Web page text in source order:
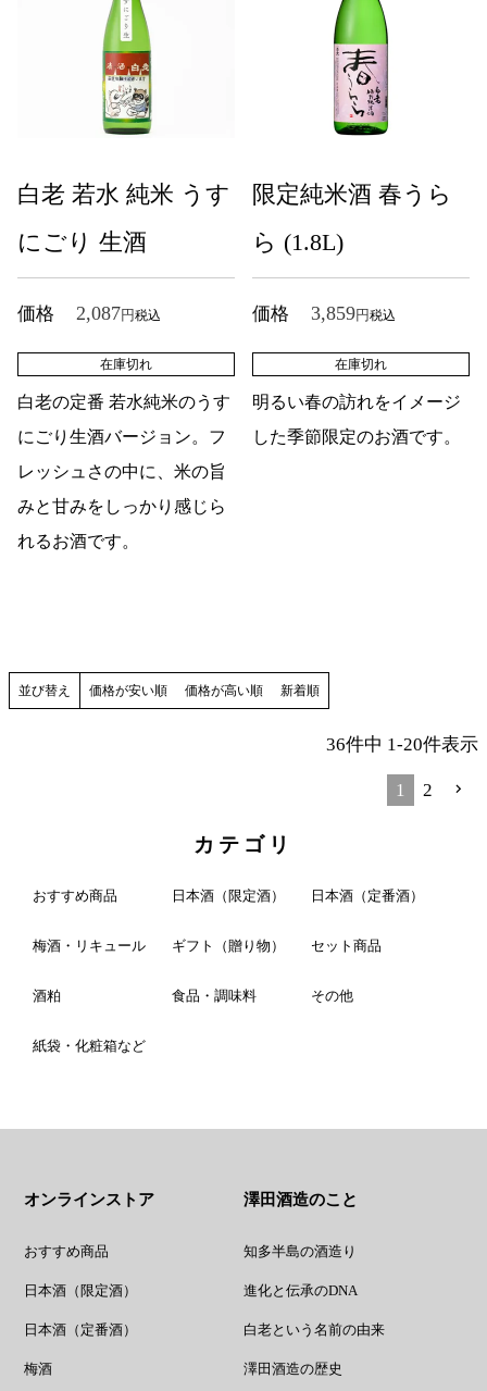
白老 若水 純米 うす
にごり 生酒
価格 2,087 税込
在庫切れ
白老の定番 若水純米のうす
にごり生酒バージョン。フ
レッシュさの中に、米の旨
みと甘みをしっかり感じら
れるお酒です。
限定純米酒 春うら
ら (1.8L)
価格 3,859 税込
在庫切れ
明るい春の訪れをイメージ
した季節限定のお酒です。
並び替え 価格が安い順 価格が高い順 新着順
36件中 1-20件表示
1 2
カテゴリ
おすすめ商品 日本酒（限定酒） 日本酒（定番酒）
梅酒・リキュール ギフト（贈り物） セット商品
酒粕 食品・調味料 その他
紙袋・化粧箱など
オンラインストア
おすすめ商品
日本酒（限定酒）
日本酒（定番酒）
梅酒
澤田酒造のこと
知多半島の酒造り
進化と伝承のDNA
白老という名前の由来
澤田酒造の歴史